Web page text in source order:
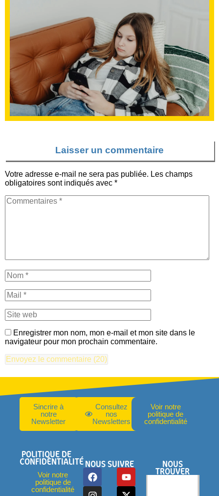
Laisser un commentaire
Votre adresse e-mail ne sera pas publiée. Les champs
obligatoires sont indiqués avec *
Enregistrer mon nom, mon e-mail et mon site dans le
navigateur pour mon prochain commentaire.
Sincrire à
notre
Newsletter
Consultez
nos
Newsletters
Voir notre
politique de
confidentialité
POLITIQUE DE
CONFIDENTIALITÉ
Voir notre
politique de
confidentialité
NOUS SUIVRE NOUS
TROUVER